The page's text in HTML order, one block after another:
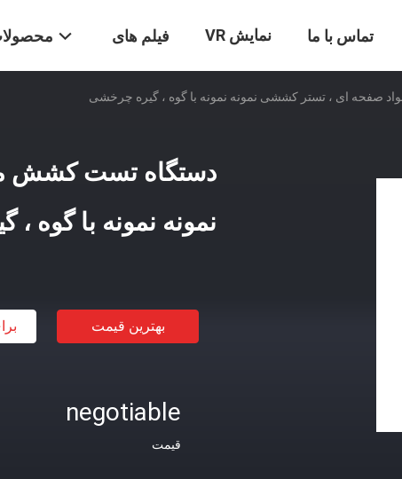
فیلم های نمایش VR تماس با ما
صفحه ای ، تستر کششی نمونه نمونه با گوه ، گیره چرخشی
دستگاه تست کشش
نمونه نمونه با گوه
بهترین قیمت
negotiable
قیمت